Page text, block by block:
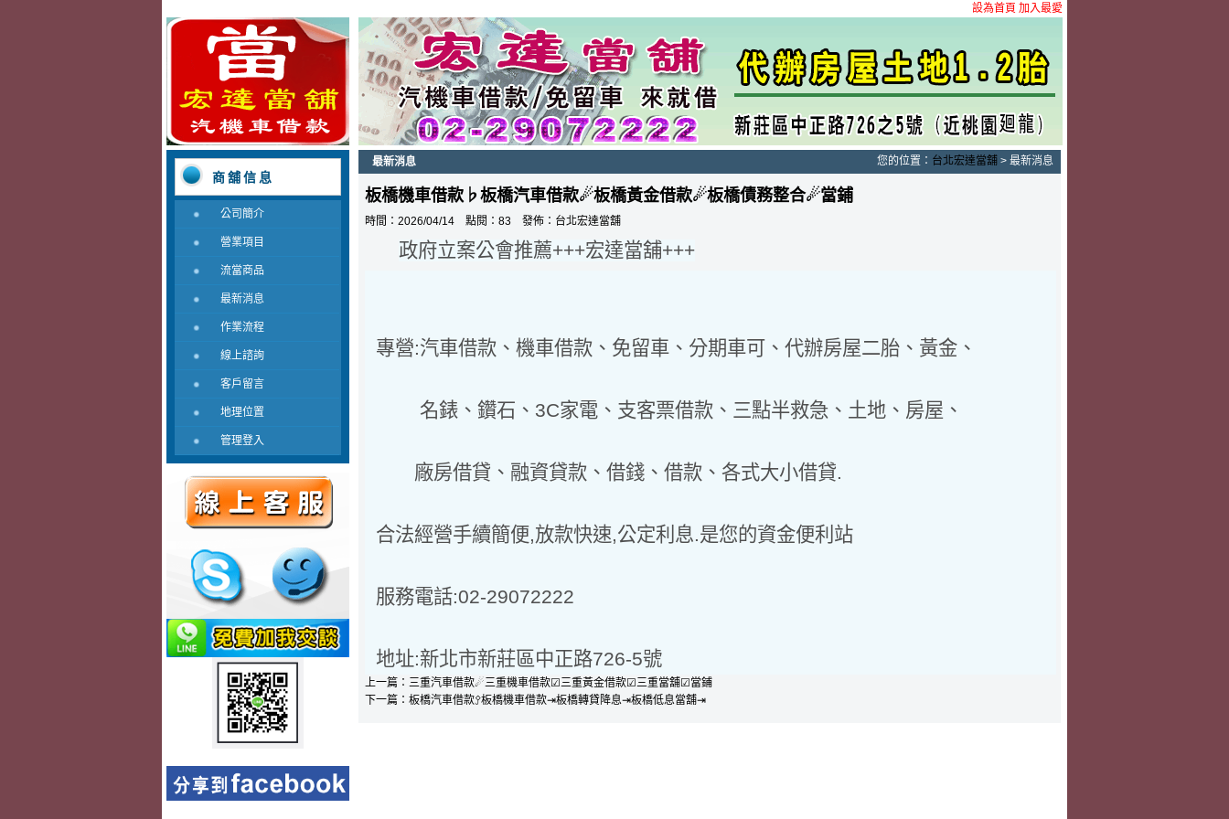
設為首頁 加入最愛
商舖信息
公司簡介
營業項目
流當商品
最新消息
作業流程
線上諮詢
客戶留言
地理位置
管理登入
最新消息 您的位置： 台北宏達當舖 > 最新消息
板橋機車借款♭板橋汽車借款☄板橋黃金借款☄板橋債務整合☄當鋪
時間：2026/04/14 點閱：83 發佈： 台北宏達當舖
政府立案公會推薦+++宏達當舖+++
專營:汽車借款、機車借款、免留車、分期車可、代辦房屋二胎、黃金、
名錶、鑽石、3C家電、支客票借款、三點半救急、土地、房屋、
廠房借貸、融資貸款、借錢、借款、各式大小借貸.
合法經營手續簡便,放款快速,公定利息.是您的資金便利站
服務電話:02-29072222
地址:新北市新莊區中正路726-5號
上一篇： 三重汽車借款☄︎三重機車借款☑三重黃金借款☑三重當舖☑當鋪
下一篇： 板橋汽車借款𖥩板橋機車借款⇥板橋轉貸降息⇥板橋低息當舖⇥